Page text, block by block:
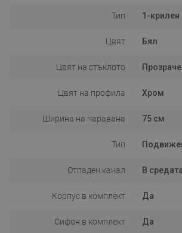
Тип 1-крилен
Цвят Бял
Цвят на стъклото
Цвят на профила Хром
Ширина на паравана 75 см
Тип
Отпаден канал В средата
Корпус в комплект Да
Сифон в комплект Да